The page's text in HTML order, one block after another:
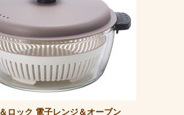
ロック 電子レンジ＆オーブン